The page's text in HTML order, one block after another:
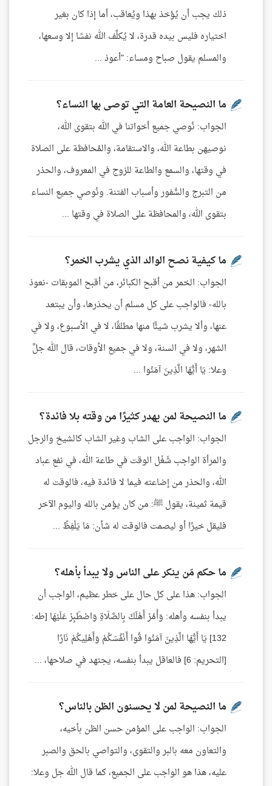
ذلك يجب أن يُؤخذ بهذا ويُعاقب، أما إذا كان بغير
اختياره فليس بيده قدرة، لا يُكلِّف الله نفسًا إلا وسعها،
والمسلم يقول صباح ومساء: "أعوذ ...
ما النصيحة العامة التي توصى بها النساء؟
الجواب: نُوصي جميع أخواتنا في الله بتقوى الله،
نوصيهن بطاعة الله، والاستقامة، والمُحافظة على الصلاة
في وقتها، والسمع والطاعة للزوج في المعروف، والحذر
من التبرج والسُّفور وأسباب الفتنة. ونُوصي جميع النساء
بتقوى الله، والمحافظة على الصلاة في وقتها ...
ما كيفية نصح الوالد الذي يشرب الخمر؟
الجواب: الخمر من أقبح الكبائر، من أقبح الموبقات -نعوذ
بالله- فالواجب على كل مسلم أن يحذرها، وأن يبتعد
عنها، وألا يشرب شيئًا منها مطلقًا، لا في الأسبوع، ولا في
الشهر، ولا في السنة، ولا في جميع الأوقات، قال الله جلَّ
وعلا: يَا أَيُّهَا الَّذِينَ آمَنُوا ...
ما النصيحة لمن يهدر كثيرًا من وقته بلا فائدة؟
الجواب: الواجب على الشاب وغير الشاب كالشيخ والرجل
والمرأة الواجب شَغْل الوقت في طاعة الله، في نفع عباد
الله، والحذر من إضاعته فيما لا فائدة فيه، فالوقت له
قيمة ثمينة، يقول ﷺ: من كان يؤمن بالله واليوم الآخر
فليقل خيرًا أو ليصمت فالوقت له شأن: مَا يَلْفِظُ ...
ما حكم مَن ينكر على الناس ولا يبدأ بأهله؟
الجواب: هذا على كل حال على خطر عظيم، الواجب أن
يبدأ بنفسه وأهله: وَأْمُرْ أَهْلَكَ بِالصَّلَاةِ وَاصْطَبِرْ عَلَيْهَا [طه:
132] يَا أَيُّهَا الَّذِينَ آمَنُوا قُوا أَنْفُسَكُمْ وَأَهْلِيكُمْ نَارًا
[التحريم: 6] فالعاقل يبدأ بنفسه، يجتهد في صلاحها، ...
ما النصيحة لمن لا يحسنون الظن بالناس؟
الجواب: الواجب على المؤمن حسن الظن بأخيه،
والتعاون معه بالبر والتقوى، والتواصي بالحق والصبر
عليه، هذا هو الواجب على الجميع، كما قال الله جل وعلا: